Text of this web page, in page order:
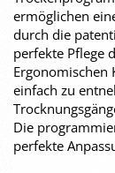
ermöglichen
durch die
perfekte Pflege
einfach zu
Die
perfekte